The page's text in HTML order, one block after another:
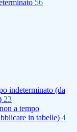
56
indeterminato (da
23
a tempo
in tabelle) 4